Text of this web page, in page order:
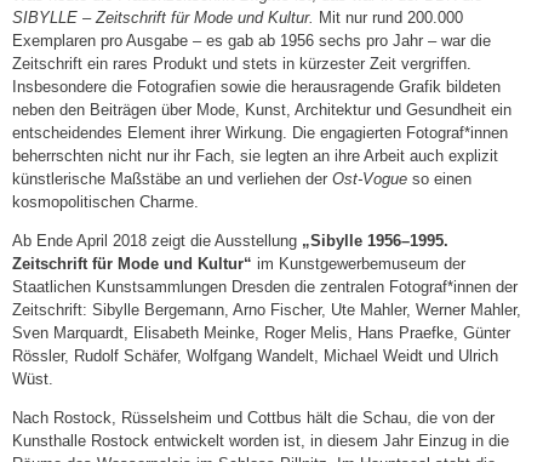
SIBYLLE – Zeitschrift für Mode und Kultur. Mit nur rund 200.000
Exemplaren pro Ausgabe – es gab ab 1956 sechs pro Jahr – war die
Zeitschrift ein rares Produkt und stets in kürzester Zeit vergriffen.
Insbesondere die Fotografien sowie die herausragende Grafik bildeten
neben den Beiträgen über Mode, Kunst, Architektur und Gesundheit ein
entscheidendes Element ihrer Wirkung. Die engagierten Fotograf*innen
beherrschten nicht nur ihr Fach, sie legten an ihre Arbeit auch explizit
künstlerische Maßstäbe an und verliehen der Ost-Vogue so einen
kosmopolitischen Charme.
Ab Ende April 2018 zeigt die Ausstellung „Sibylle 1956–1995.
Zeitschrift für Mode und Kultur“ im Kunstgewerbemuseum der
Staatlichen Kunstsammlungen Dresden die zentralen Fotograf*innen der
Zeitschrift: Sibylle Bergemann, Arno Fischer, Ute Mahler, Werner Mahler,
Sven Marquardt, Elisabeth Meinke, Roger Melis, Hans Praefke, Günter
Rössler, Rudolf Schäfer, Wolfgang Wandelt, Michael Weidt und Ulrich
Wüst.
Nach Rostock, Rüsselsheim und Cottbus hält die Schau, die von der
Kunsthalle Rostock entwickelt worden ist, in diesem Jahr Einzug in die